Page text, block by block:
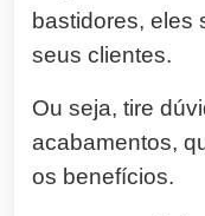
bastidores, eles
seus clientes.
Ou seja, tire
acabamentos,
os benefícios.